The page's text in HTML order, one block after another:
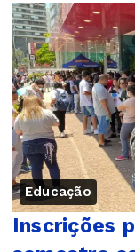
Educação
Inscrições